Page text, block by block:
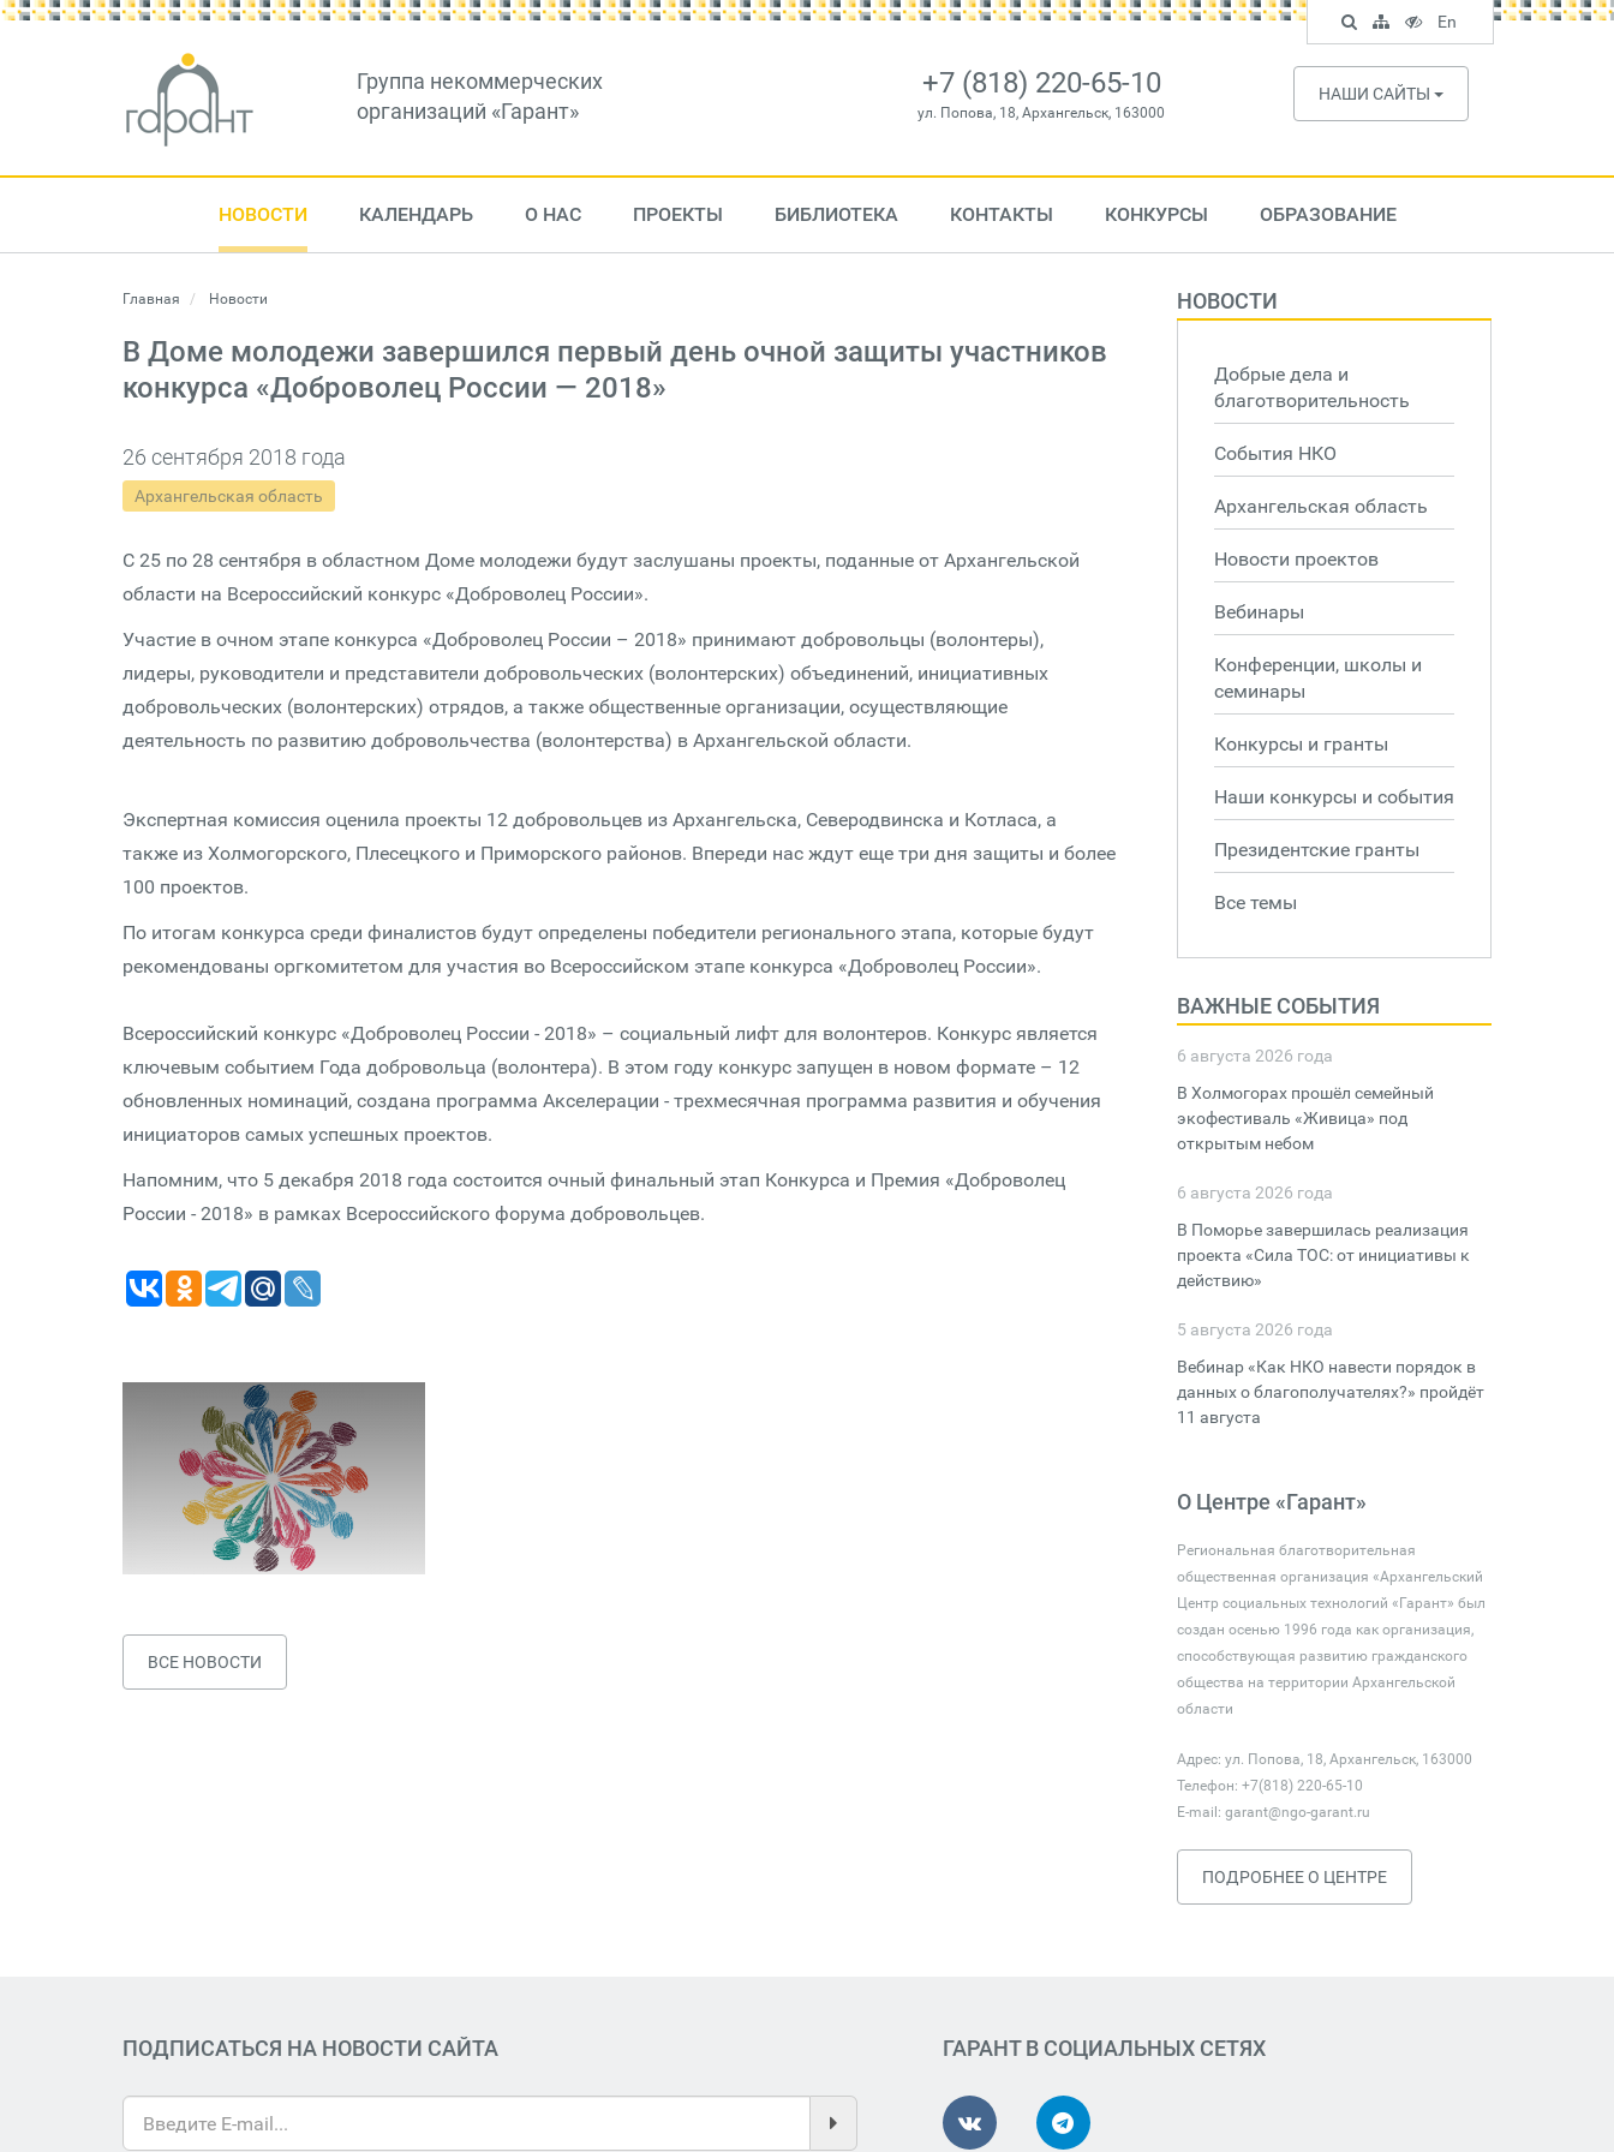
Группа некоммерческих
организаций «Гарант»
+7 (818) 220-65-10
ул. Попова, 18, Архангельск, 163000
НАШИ САЙТЫ
НОВОСТИ КАЛЕНДАРЬ О НАС ПРОЕКТЫ БИБЛИОТЕКА КОНТАКТЫ КОНКУРСЫ ОБРАЗОВАНИЕ
Главная Новости
В Доме молодежи завершился первый день очной защиты участников
конкурса «Доброволец России — 2018»
26 сентября 2018 года
Архангельская область
С 25 по 28 сентября в областном Доме молодежи будут заслушаны проекты, поданные от Архангельской
области на Всероссийский конкурс «Доброволец России».
Участие в очном этапе конкурса «Доброволец России – 2018» принимают добровольцы (волонтеры),
лидеры, руководители и представители добровольческих (волонтерских) объединений, инициативных
добровольческих (волонтерских) отрядов, а также общественные организации, осуществляющие
деятельность по развитию добровольчества (волонтерства) в Архангельской области.
Экспертная комиссия оценила проекты 12 добровольцев из Архангельска, Северодвинска и Котласа, а
также из Холмогорского, Плесецкого и Приморского районов. Впереди нас ждут еще три дня защиты и более
100 проектов.
По итогам конкурса среди финалистов будут определены победители регионального этапа, которые будут
рекомендованы оргкомитетом для участия во Всероссийском этапе конкурса «Доброволец России».
Всероссийский конкурс «Доброволец России - 2018» – социальный лифт для волонтеров. Конкурс является
ключевым событием Года добровольца (волонтера). В этом году конкурс запущен в новом формате – 12
обновленных номинаций, создана программа Акселерации - трехмесячная программа развития и обучения
инициаторов самых успешных проектов.
Напомним, что 5 декабря 2018 года состоится очный финальный этап Конкурса и Премия «Доброволец
России - 2018» в рамках Всероссийского форума добровольцев.
ВСЕ НОВОСТИ
НОВОСТИ
Добрые дела и
благотворительность
События НКО
Архангельская область
Новости проектов
Вебинары
Конференции, школы и
семинары
Конкурсы и гранты
Наши конкурсы и события
Президентские гранты
Все темы
ВАЖНЫЕ СОБЫТИЯ
6 августа 2026 года
В Холмогорах прошёл семейный
экофестиваль «Живица» под
открытым небом
6 августа 2026 года
В Поморье завершилась реализация
проекта «Сила ТОС: от инициативы к
действию»
5 августа 2026 года
Вебинар «Как НКО навести порядок в
данных о благополучателях?» пройдёт
11 августа
О Центре «Гарант»
Региональная благотворительная
общественная организация «Архангельский
Центр социальных технологий «Гарант» был
создан осенью 1996 года как организация,
способствующая развитию гражданского
общества на территории Архангельской
области
Адрес: ул. Попова, 18, Архангельск, 163000
Телефон: +7(818) 220-65-10
E-mail: garant@ngo-garant.ru
ПОДРОБНЕЕ О ЦЕНТРЕ
ПОДПИСАТЬСЯ НА НОВОСТИ САЙТА ГАРАНТ В СОЦИАЛЬНЫХ СЕТЯХ
Поиск
по
сайту
Карта
сайта
Версия
для
слабовидящих
En
English